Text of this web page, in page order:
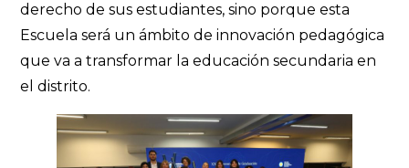
derecho de sus estudiantes, sino porque esta
Escuela será un ámbito de innovación pedagógica
que va a transformar la educación secundaria en
el distrito.